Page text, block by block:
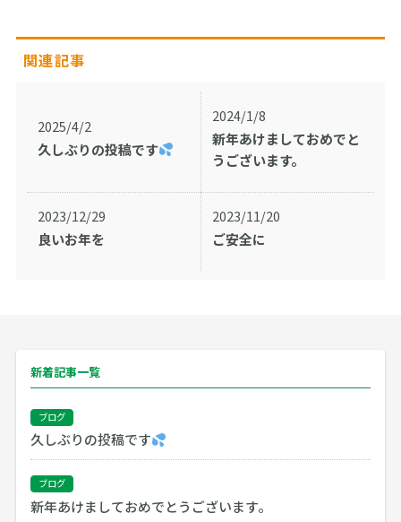
関連記事
2025/4/2
久しぶりの投稿です
2024/1/8
新年あけましておめでと
うございます。
2023/12/29
良いお年を
2023/11/20
ご安全に
新着記事一覧
ブログ
久しぶりの投稿です
ブログ
新年あけましておめでとうございます。